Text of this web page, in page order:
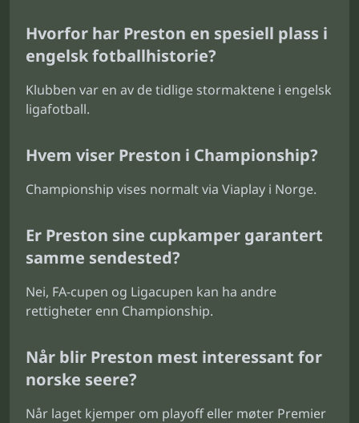
Hvorfor har Preston en spesiell plass i
engelsk fotballhistorie?
Klubben var en av de tidlige stormaktene i engelsk
ligafotball.
Hvem viser Preston i Championship?
Championship vises normalt via Viaplay i Norge.
Er Preston sine cupkamper garantert
samme sendested?
Nei, FA-cupen og Ligacupen kan ha andre
rettigheter enn Championship.
Når blir Preston mest interessant for
norske seere?
Når laget kjemper om playoff eller møter Premier